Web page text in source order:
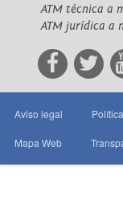
ATM técnica a
ATM jurídica a
Aviso legal
Mapa Web